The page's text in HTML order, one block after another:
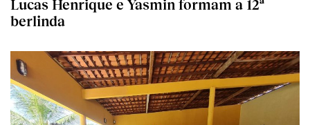
Lucas Henrique e Yasmin formam a 12ª
berlinda